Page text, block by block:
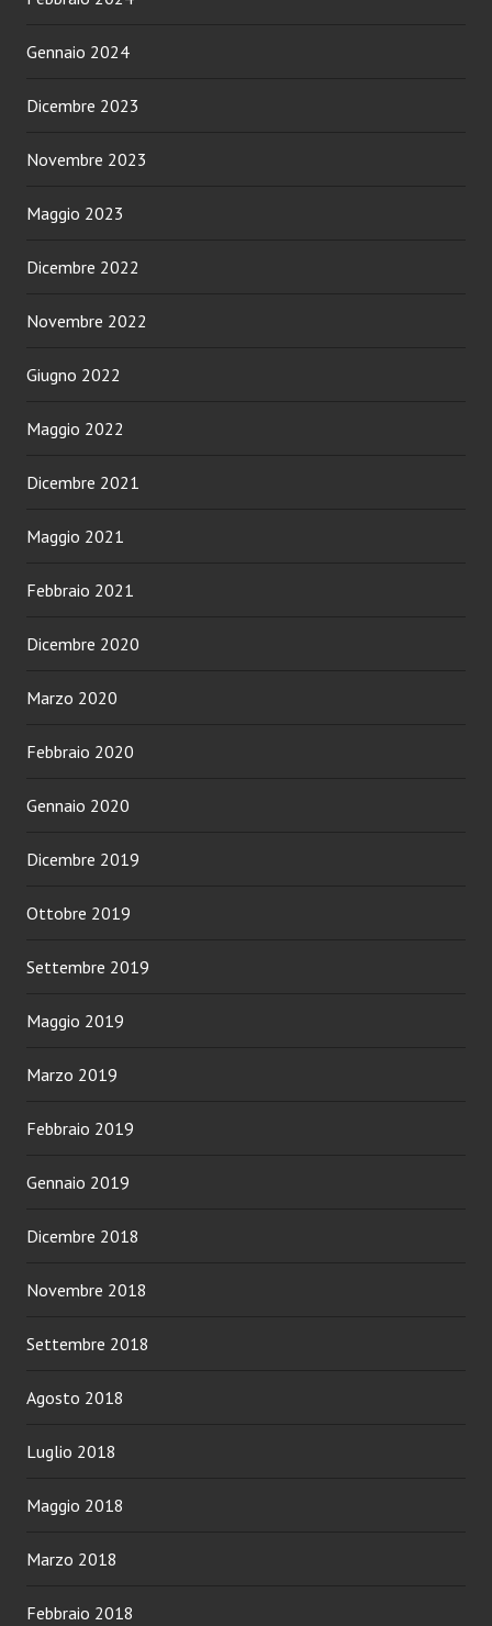
Gennaio 2024
Dicembre 2023
Novembre 2023
Maggio 2023
Dicembre 2022
Novembre 2022
Giugno 2022
Maggio 2022
Dicembre 2021
Maggio 2021
Febbraio 2021
Dicembre 2020
Marzo 2020
Febbraio 2020
Gennaio 2020
Dicembre 2019
Ottobre 2019
Settembre 2019
Maggio 2019
Marzo 2019
Febbraio 2019
Gennaio 2019
Dicembre 2018
Novembre 2018
Settembre 2018
Agosto 2018
Luglio 2018
Maggio 2018
Marzo 2018
Febbraio 2018